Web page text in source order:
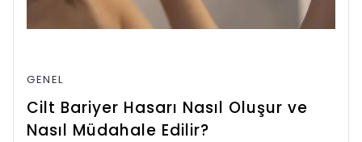
GENEL
Cilt Bariyer Hasarı Nasıl Oluşur ve
Nasıl Müdahale Edilir?